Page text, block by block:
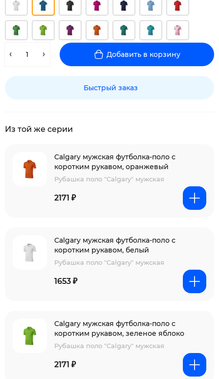
Добавить в корзину
Быстрый заказ
Из той же серии
Calgary мужская футболка-поло с
коротким рукавом, оранжевый
Рубашка поло "Calgary" мужская
2171 ₽
Calgary мужская футболка-поло с
коротким рукавом, белый
Рубашка поло "Calgary" мужская
1653 ₽
Calgary мужская футболка-поло с
коротким рукавом, зеленое яблоко
Рубашка поло "Calgary" мужская
2171 ₽